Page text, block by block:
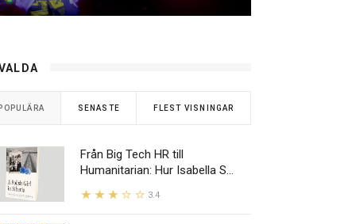
SENASTE FLEST VISNINGAR
Från Big Tech HR till
Humanitarian: Hur Isabella S...
3.4